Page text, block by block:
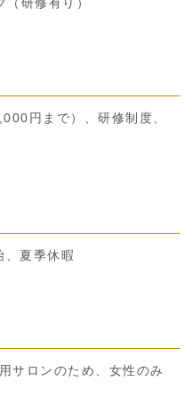
円まで）、研修制度、
、夏季休暇
サロンのため、女性のみ